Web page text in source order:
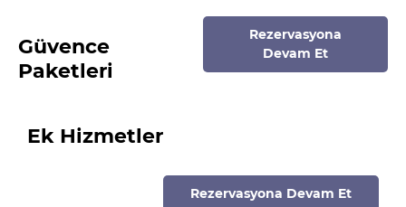
Güvence
Paketleri
Rezervasyona
Devam Et
Ek Hizmetler
Rezervasyona Devam Et